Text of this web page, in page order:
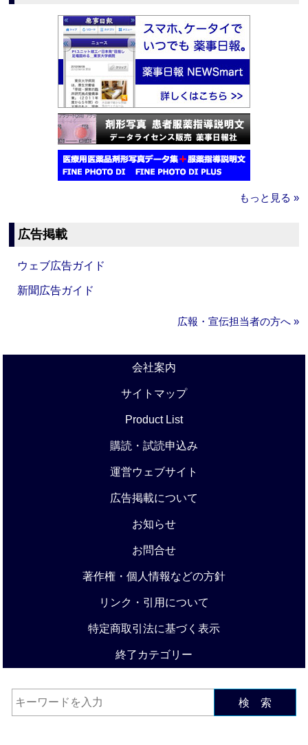
もっと見る »
広告掲載
ウェブ広告ガイド
新聞広告ガイド
広報・宣伝担当者の方へ »
会社案内
サイトマップ
Product List
購読・試読申込み
運営ウェブサイト
広告掲載について
お知らせ
お問合せ
著作権・個人情報などの方針
リンク・引用について
特定商取引法に基づく表示
終了カテゴリー
検 索